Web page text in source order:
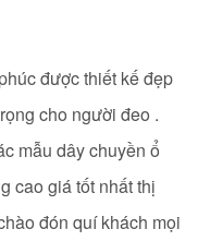
được thiết kế đẹp
cho người đeo .
mẫu dây chuyền ổ
cao giá tốt nhất thị
đón quí khách mọi